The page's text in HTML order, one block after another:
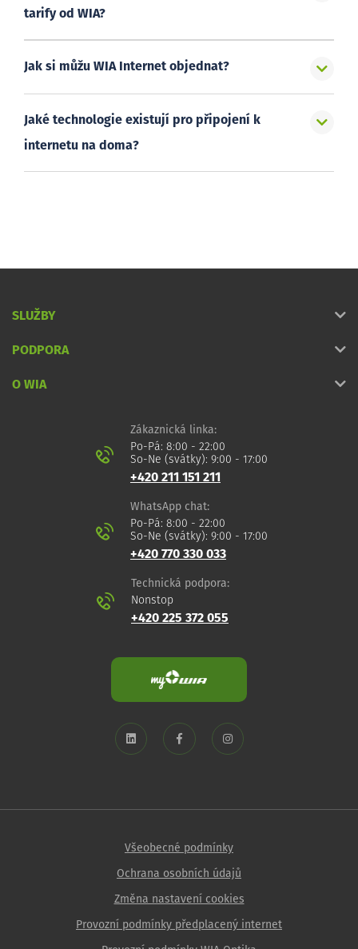
tarify od WIA?
Jak si můžu WIA Internet objednat?
Jaké technologie existují pro připojení k
internetu na doma?
SLUŽBY
PODPORA
O WIA
Zákaznická linka:
Po-Pá: 8:00 - 22:00
So-Ne (svátky): 9:00 - 17:00
+420 211 151 211
WhatsApp chat:
Po-Pá: 8:00 - 22:00
So-Ne (svátky): 9:00 - 17:00
+420 770 330 033
Technická podpora:
Nonstop
+420 225 372 055
Všeobecné podmínky
Ochrana osobních údajů
Změna nastavení cookies
Provozní podmínky předplacený internet